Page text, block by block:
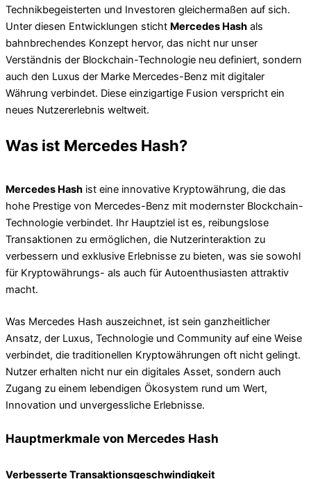
Technikbegeisterten und Investoren gleichermaßen auf sich.
Unter diesen Entwicklungen sticht Mercedes Hash als
bahnbrechendes Konzept hervor, das nicht nur unser
Verständnis der Blockchain-Technologie neu definiert, sondern
auch den Luxus der Marke Mercedes-Benz mit digitaler
Währung verbindet. Diese einzigartige Fusion verspricht ein
neues Nutzererlebnis weltweit.
Was ist Mercedes Hash?
Mercedes Hash ist eine innovative Kryptowährung, die das
hohe Prestige von Mercedes-Benz mit modernster Blockchain-
Technologie verbindet. Ihr Hauptziel ist es, reibungslose
Transaktionen zu ermöglichen, die Nutzerinteraktion zu
verbessern und exklusive Erlebnisse zu bieten, was sie sowohl
für Kryptowährungs- als auch für Autoenthusiasten attraktiv
macht.
Was Mercedes Hash auszeichnet, ist sein ganzheitlicher
Ansatz, der Luxus, Technologie und Community auf eine Weise
verbindet, die traditionellen Kryptowährungen oft nicht gelingt.
Nutzer erhalten nicht nur ein digitales Asset, sondern auch
Zugang zu einem lebendigen Ökosystem rund um Wert,
Innovation und unvergessliche Erlebnisse.
Hauptmerkmale von Mercedes Hash
Verbesserte Transaktionsgeschwindigkeit